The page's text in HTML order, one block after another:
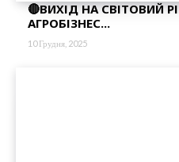
🔴ВИХІД НА СВІТОВИЙ
АГРОБІЗНЕС...
10 Грудня, 2025